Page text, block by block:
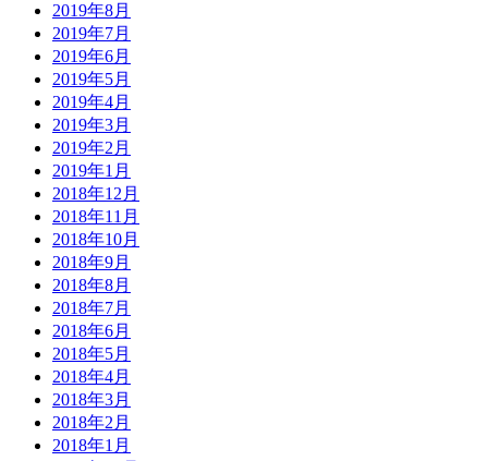
2019年8月
2019年7月
2019年6月
2019年5月
2019年4月
2019年3月
2019年2月
2019年1月
2018年12月
2018年11月
2018年10月
2018年9月
2018年8月
2018年7月
2018年6月
2018年5月
2018年4月
2018年3月
2018年2月
2018年1月